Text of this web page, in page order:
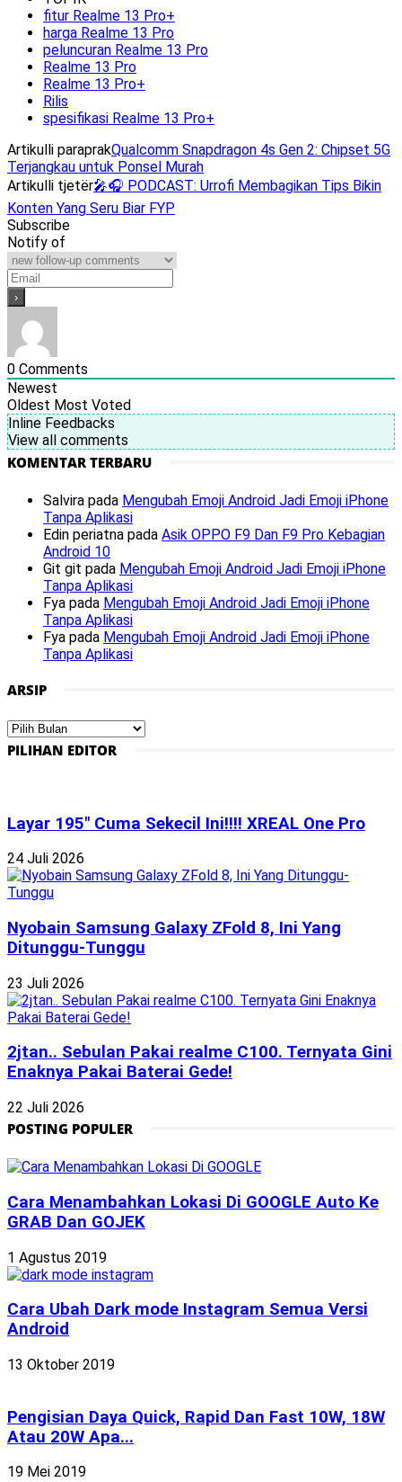
fitur Realme 13 Pro+
harga Realme 13 Pro
peluncuran Realme 13 Pro
Realme 13 Pro
Realme 13 Pro+
Rilis
spesifikasi Realme 13 Pro+
Artikulli paraprakQualcomm Snapdragon 4s Gen 2: Chipset 5G
Terjangkau untuk Ponsel Murah
Artikulli tjetër🎤🎧 PODCAST: Urrofi Membagikan Tips Bikin
Konten Yang Seru Biar FYP
Subscribe
Notify of
0 Comments
Newest
Oldest Most Voted
Inline Feedbacks
View all comments
KOMENTAR TERBARU
Salvira pada Mengubah Emoji Android Jadi Emoji iPhone
Tanpa Aplikasi
Edin periatna pada Asik OPPO F9 Dan F9 Pro Kebagian
Android 10
Git git pada Mengubah Emoji Android Jadi Emoji iPhone
Tanpa Aplikasi
Fya pada Mengubah Emoji Android Jadi Emoji iPhone
Tanpa Aplikasi
Fya pada Mengubah Emoji Android Jadi Emoji iPhone
Tanpa Aplikasi
ARSIP
Arsip
PILIHAN EDITOR
Layar 195″ Cuma Sekecil Ini!!!! XREAL One Pro
24 Juli 2026
Nyobain Samsung Galaxy ZFold 8, Ini Yang
Ditunggu-Tunggu
23 Juli 2026
2jtan.. Sebulan Pakai realme C100. Ternyata Gini
Enaknya Pakai Baterai Gede!
22 Juli 2026
POSTING POPULER
Cara Menambahkan Lokasi Di GOOGLE Auto Ke
GRAB Dan GOJEK
1 Agustus 2019
Cara Ubah Dark mode Instagram Semua Versi
Android
13 Oktober 2019
Pengisian Daya Quick, Rapid Dan Fast 10W, 18W
Atau 20W Apa...
19 Mei 2019